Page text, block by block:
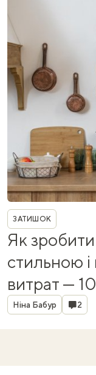
Рубрика
ЗАТИШОК
Як
стильною
витрат —
лайфхаків
Автор
Ніна Бабур 2